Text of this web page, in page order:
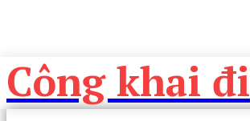
Công khai đi